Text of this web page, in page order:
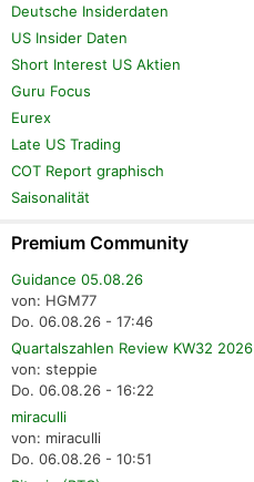
Deutsche Insiderdaten
US Insider Daten
Short Interest US Aktien
Guru Focus
Eurex
Late US Trading
COT Report graphisch
Saisonalität
Premium Community
Guidance 05.08.26
von: HGM77
Do. 06.08.26 - 17:46
Quartalszahlen Review KW32 2026
von: steppie
Do. 06.08.26 - 16:22
miraculli
von: miraculli
Do. 06.08.26 - 10:51